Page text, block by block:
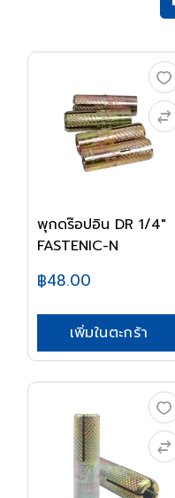
พุกดร๊อปอิน DR 1/4"
FASTENIC-N
฿48.00
เพิ่มในตะกร้า